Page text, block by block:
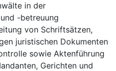
in der
-betreuung
von Schriftsätzen,
juristischen Dokumenten
sowie Aktenführung
Gerichten und